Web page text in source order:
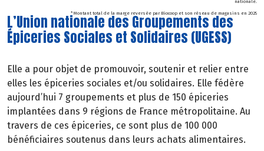
nationale.
* Montant total de la marge reversée par Biocoop et son réseau de magasins en 2025
L’Union nationale des Groupements des
Épiceries Sociales et Solidaires (UGESS)
Elle a pour objet de promouvoir, soutenir et relier entre
elles les épiceries sociales et/ou solidaires. Elle fédère
aujourd’hui 7 groupements et plus de 150 épiceries
implantées dans 9 régions de France métropolitaine. Au
travers de ces épiceries, ce sont plus de 100 000
bénéficiaires soutenus dans leurs achats alimentaires.